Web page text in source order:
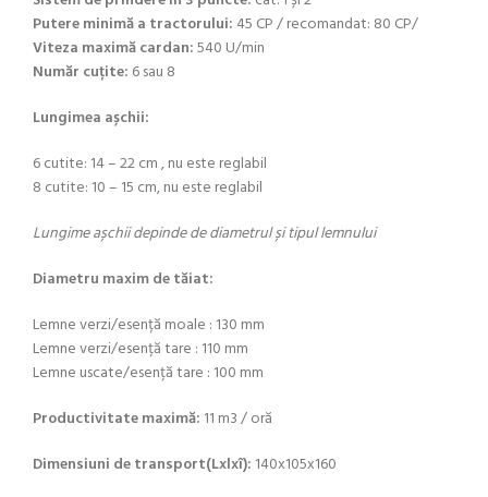
Putere minimă a tractorului: 45 CP / recomandat: 80 CP/
Viteza maximă cardan:540 U/min
Număr cuțite: 6 sau 8
Lungimea așchii:
6 cutite: 14 – 22 cm , nu este reglabil
8 cutite: 10 – 15 cm, nu este reglabil
Lungime așchii depinde de diametrul și tipul lemnului
Diametru maxim de tăiat:
Lemne verzi/esență moale : 130 mm
Lemne verzi/esență tare : 110 mm
Lemne uscate/esență tare : 100 mm
Productivitate maximă: 11 m3 / oră
Dimensiuni de transport(Lxlxî): 140x105x160